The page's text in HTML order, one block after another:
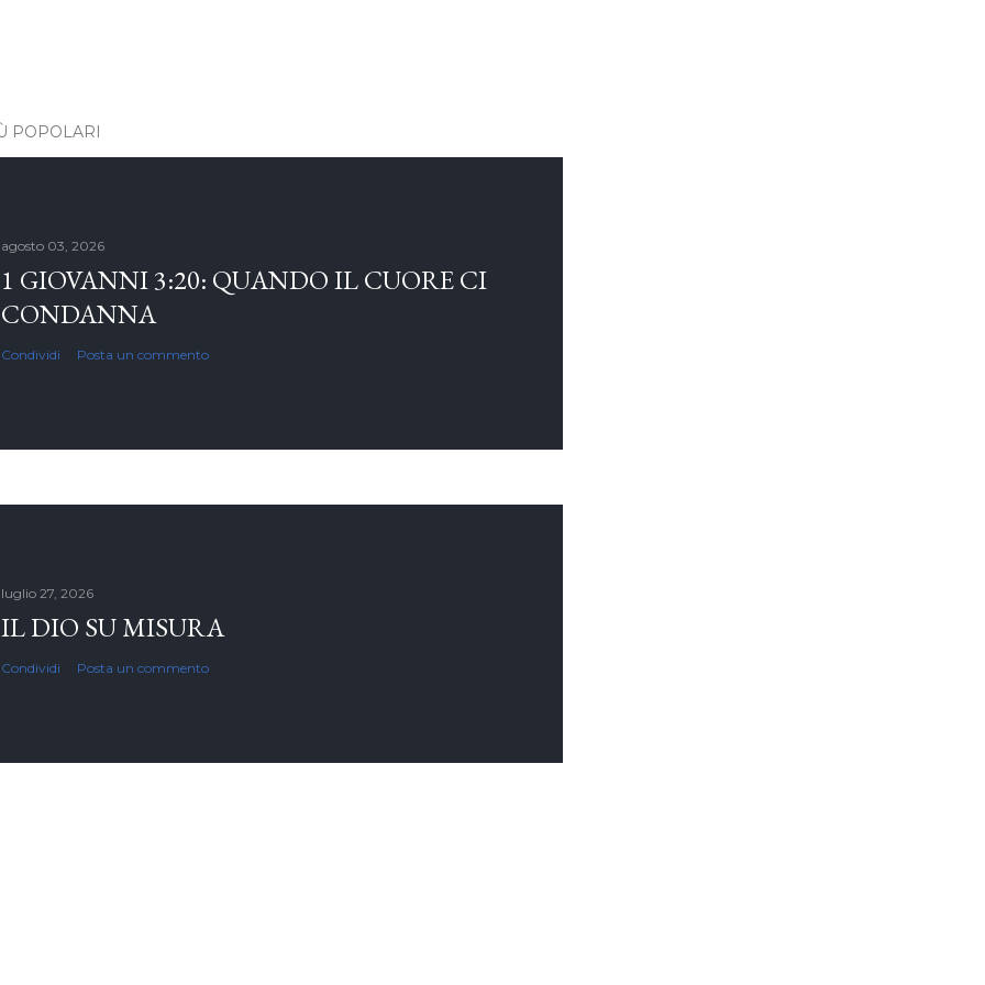
POPOLARI
agosto 03, 2026
1 GIOVANNI 3:20: QUANDO IL CUORE CI
CONDANNA
Condividi Posta un commento
luglio 27, 2026
IL DIO SU MISURA
Condividi Posta un commento